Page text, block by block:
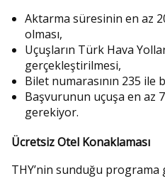
Aktarma süresinin en az
olması,
Uçuşların Türk Hava
gerçekleştirilmesi,
Bilet numarasının 235 ile
Başvurunun uçuşa en az
gerekiyor.
Ücretsiz Otel Konaklaması
THY’nin sunduğu programa